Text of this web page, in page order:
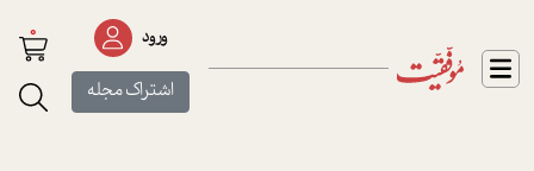
ورود
اشتراک مجله
0